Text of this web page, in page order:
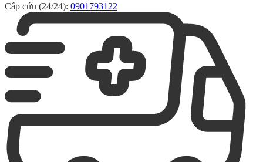
Cấp cứu (24/24): 0901793122